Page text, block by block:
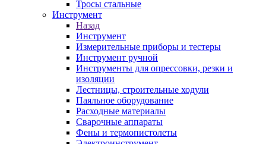
Тросы стальные
Инструмент
Назад
Инструмент
Измерительные приборы и тестеры
Инструмент ручной
Инструменты для опрессовки, резки и
изоляции
Лестницы, строительные ходули
Паяльное оборудование
Расходные материалы
Сварочные аппараты
Фены и термопистолеты